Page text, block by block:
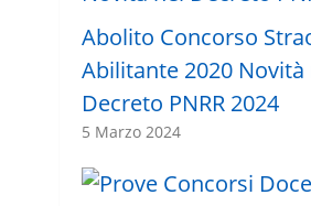
Abolito Concorso
Abilitante 2020 Novità
Decreto PNRR 2024
5 Marzo 2024